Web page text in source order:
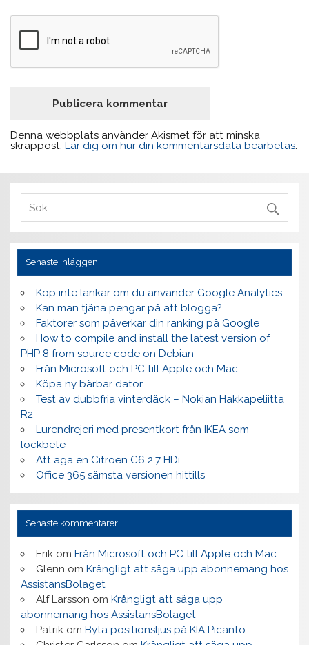
Denna webbplats använder Akismet för att minska
skräppost.Lär dig om hur din kommentarsdata bearbetas.
Senaste inläggen
Köp inte länkar om du använder Google Analytics
Kan man tjäna pengar på att blogga?
Faktorer som påverkar din ranking på Google
How to compile and install the latest version of
PHP 8 from source code on Debian
Från Microsoft och PC till Apple och Mac
Köpa ny bärbar dator
Test av dubbfria vinterdäck – Nokian Hakkapeliitta
R2
Lurendrejeri med presentkort från IKEA som
lockbete
Att äga en Citroën C6 2.7 HDi
Office 365 sämsta versionen hittills
Senaste kommentarer
Erikom Från Microsoft och PC till Apple och Mac
Glenn om Krångligt att säga upp abonnemang hos
AssistansBolaget
Alf Larsson om Krångligt att säga upp
abonnemang hos AssistansBolaget
Patrikom Byta positionsljus på KIA Picanto